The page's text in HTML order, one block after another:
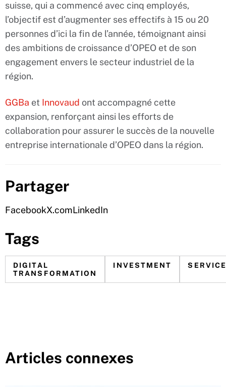
suisse, qui a commencé avec cinq employés,
l’objectif est d’augmenter ses effectifs à 15 ou 20
personnes d’ici la fin de l’année, témoignant ainsi
des ambitions de croissance d’OPEO et de son
engagement envers le secteur industriel de la
région.
GGBa et Innovaud ont accompagné cette
expansion, renforçant ainsi les efforts de
collaboration pour assurer le succès de la nouvelle
entreprise internationale d’OPEO dans la région.
Partager
FacebookX.comLinkedIn
Tags
DIGITAL
TRANSFORMATION
INVESTMENT
Articles connexes